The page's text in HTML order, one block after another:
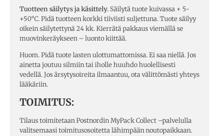
Tuotteen säilytys ja käsittely. Säilytä tuote kuivassa + 5-
+50°C. Pidä tuotteen korkki tiiviisti suljettuna. Tuote säilyy
oikein säilytettynä 24 kk. Kierrätä pakkaus viemällä se
muovinkeräykseen – luonto kiittää.
Huom.Pidä tuote lasten ulottumattomissa. Ei saa niellä. Jos
ainetta joutuu silmiin tai iholle huuhdo huolellisesti
vedellä. Jos ärsytysoireita ilmaantuu, ota välittömästi yhteys
lääkäriin.
TOIMITUS:
Tilaus toimitetaan Postnordin MyPack Collect –palvelulla
valitsemaasi toimitusosoitetta lähimpään noutopaikkaan.